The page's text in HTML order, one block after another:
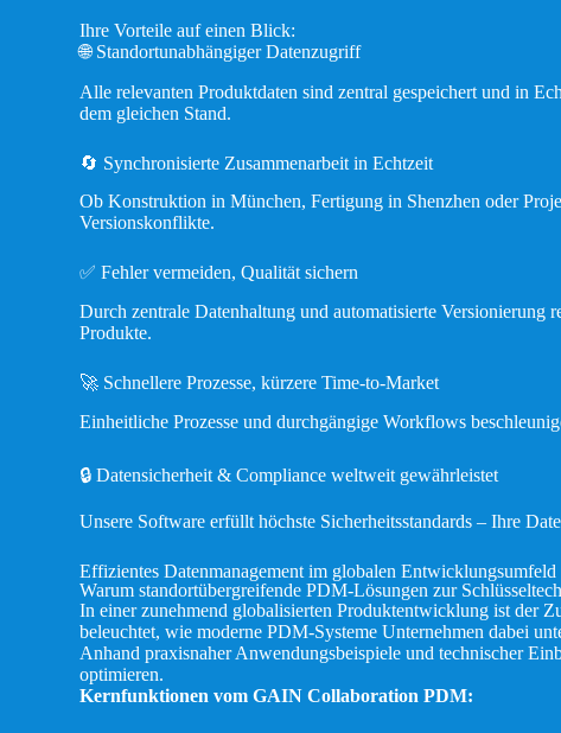
Ihre Vorteile auf einen Blick:
🌐 Standortunabhängiger Datenzugriff
Alle relevanten Produktdaten sind zentral gespeichert und in
dem gleichen Stand.
🔄 Synchronisierte Zusammenarbeit in Echtzeit
Ob Konstruktion in München, Fertigung in Shenzhen oder
Versionskonflikte.
✅ Fehler vermeiden, Qualität sichern
Durch zentrale Datenhaltung und automatisierte
Produkte.
🚀 Schnellere Prozesse, kürzere Time-to-Market
Einheitliche Prozesse und durchgängige Workflows
🔒 Datensicherheit & Compliance weltweit gewährleistet
Unsere Software erfüllt höchste Sicherheitsstandards – Ihre
Effizientes Datenmanagement im globalen Entwicklungsumfeld
Warum standortübergreifende PDM-Lösungen zur
In einer zunehmend globalisierten Produktentwicklung ist der
beleuchtet, wie moderne PDM-Systeme Unternehmen dabei
Anhand praxisnaher Anwendungsbeispiele und technischer
optimieren.
Kernfunktionen vom GAIN Collaboration PDM: